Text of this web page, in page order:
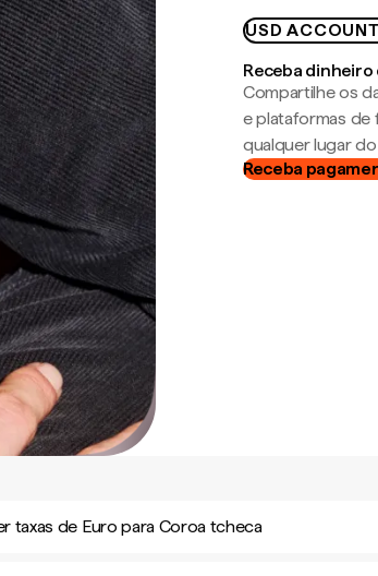
USD
Receba
Compartilhe os
e plataformas de
qualquer lugar
Receba
taxas de Euro para Coroa tcheca